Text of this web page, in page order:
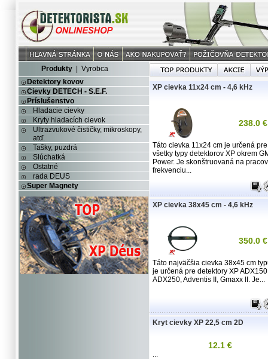
Produkty
Vyrobca
Detektory kovov
Cievky DETECH - S.E.F.
Príslušenstvo
Hladacie cievky
Kryty hladacích cievok
Ultrazvukové čističky, mikroskopy,
atď.
Tašky, puzdrá
Slúchatká
Ostatné
rada DEUS
Super Magnety
XP cievka 11x24 cm - 4,6 kHz
238.0 €
Táto cievka 11x24 cm je určená pre
všetky typy detektorov XP okrem
Power. Je skonštruovaná na
frekvenciu...
XP cievka 38x45 cm - 4,6 kHz
350.0 €
Táto najväčšia cievka 38x45 cm
je určená pre detektory XP
ADX250, Adventis II, Gmaxx II. Je...
Kryt cievky XP 22,5 cm 2D
12.1 €
...